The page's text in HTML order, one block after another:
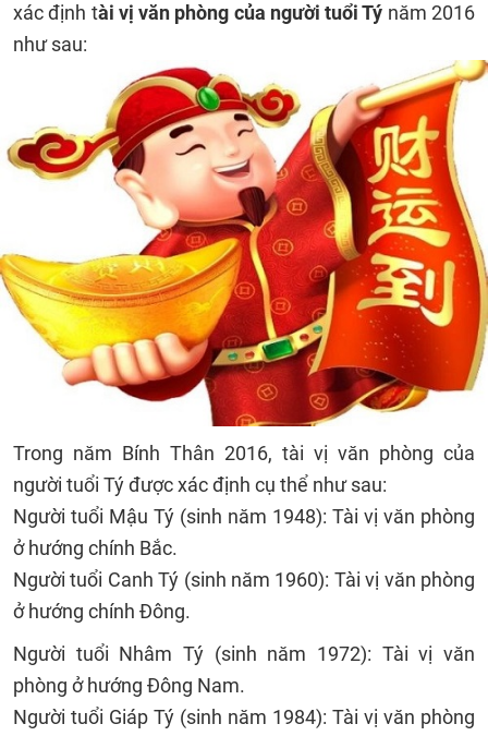
xác định tài vị văn phòng của người tuổi Tý năm 2016
như sau:
Trong năm Bính Thân 2016, tài vị văn phòng của
người tuổi Tý được xác định cụ thể như sau:
Người tuổi Mậu Tý (sinh năm 1948): Tài vị văn phòng
ở hướng chính Bắc.
Người tuổi Canh Tý (sinh năm 1960): Tài vị văn phòng
ở hướng chính Đông.
Người tuổi Nhâm Tý (sinh năm 1972): Tài vị văn
phòng ở hướng Đông Nam.
Người tuổi Giáp Tý (sinh năm 1984): Tài vị văn phòng